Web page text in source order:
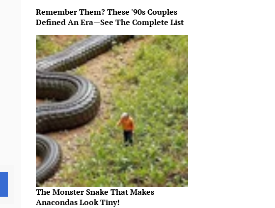
Remember Them? These '90s Couples
Defined An Era—See The Complete List
The Monster Snake That Makes
Anacondas Look Tiny!